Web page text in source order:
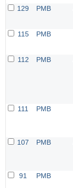
129
PMB
115
PMB
112
PMB
111
PMB
107
PMB
91
PMB